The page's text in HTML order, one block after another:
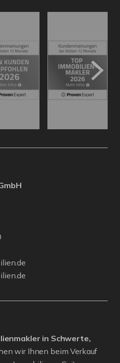
in Schwerte,
wir Ihnen beim Verkauf